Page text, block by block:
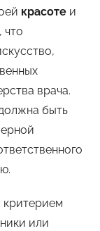
красоте и
что
врача.
быть
критерием
или